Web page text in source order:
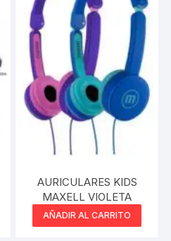
AURICULARES KIDS
MAXELL VIOLETA
AÑADIR AL CARRITO